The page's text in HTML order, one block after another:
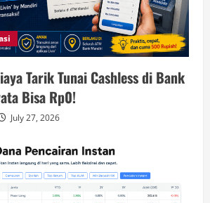
Tarik Tunai Cashless di Bank
Bisa Rp0!
July 27, 2026